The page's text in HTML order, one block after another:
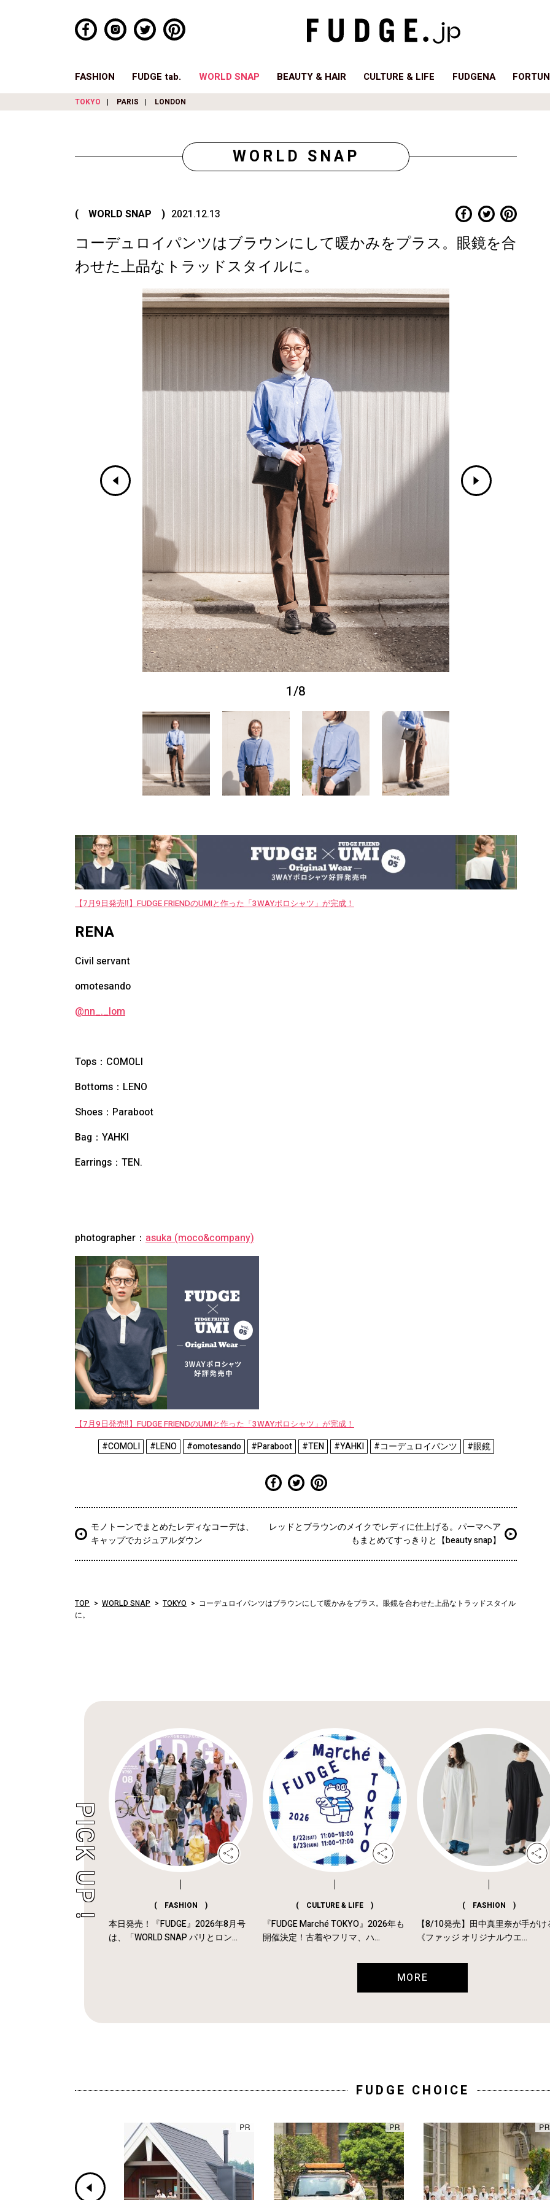
FASHION FUDGE tab. WORLD SNAP BEAUTY & HAIR CULTURE & LIFE FUDGENA
TOKYO PARIS LONDON
WORLD SNAP
( WORLD SNAP ) 2021.12.13
コーデュロイパンツはブラウンにして暖かみをプラス。眼鏡を合
わせた上品なトラッドスタイルに。
1/8
【7月9日発売‼︎】FUDGE FRIENDのUMIと作った「3WAYポロシャツ」が完成！
RENA
Civil servant
omotesando
@nn_._lom
Tops：COMOLI
Bottoms：LENO
Shoes：Paraboot
Bag：YAHKI
Earrings：TEN.
photographer： asuka (moco&company)
【7月9日発売‼︎】FUDGE FRIENDのUMIと作った「3WAYポロシャツ」が完成！
#COMOLI #LENO #omotesando #Paraboot #TEN #YAHKI #コーデュロイパンツ #眼鏡
モノトーンでまとめたレディなコーデは、
キャップでカジュアルダウン
レッドとブラウンのメイクでレディに仕上げる。パーマヘア
もまとめてすっきりと【beauty snap】
TOP WORLD SNAP TOKYO
コーデュロイパンツはブラウンにして暖かみをプラス。眼鏡を合わせた上品なトラッドスタイル
に。
( FASHION )
本日発売！『FUDGE』2026年8月号
は、「WORLD SNAP パリとロン...
( CULTURE & LIFE )
『FUDGE Marché TOKYO』2026年も
開催決定！古着やフリマ、ハ...
( FASHION )
【8/10発売】田中真里奈が手がけ
《ファッジ オリジナルウエ...
MORE
FUDGE CHOICE